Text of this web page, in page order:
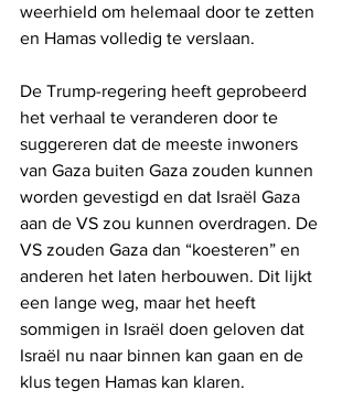
weerhield om helemaal door te zetten
en Hamas volledig te verslaan.
De Trump-regering heeft geprobeerd
het verhaal te veranderen door te
suggereren dat de meeste inwoners
van Gaza buiten Gaza zouden kunnen
worden gevestigd en dat Israël Gaza
aan de VS zou kunnen overdragen. De
VS zouden Gaza dan “koesteren” en
anderen het laten herbouwen. Dit lijkt
een lange weg, maar het heeft
sommigen in Israël doen geloven dat
Israël nu naar binnen kan gaan en de
klus tegen Hamas kan klaren.